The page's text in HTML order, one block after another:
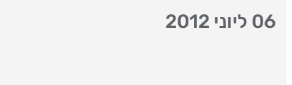
06 ליוני 2012